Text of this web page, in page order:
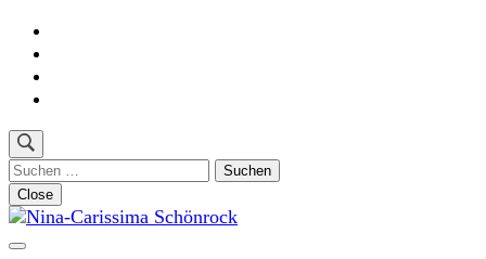
Skip
content
(Press
Suchen
nach:
Close